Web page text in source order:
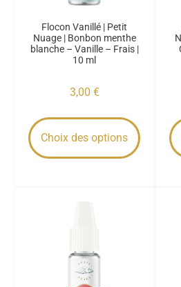
Flocon Vanillé | Petit
Nuage | Bonbon menthe
blanche – Vanille – Frais |
10 ml
3,00 €
Choix des options